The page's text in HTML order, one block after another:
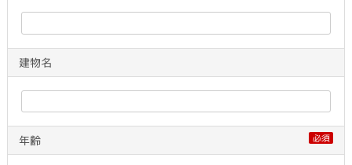
建物名
年齢 必須